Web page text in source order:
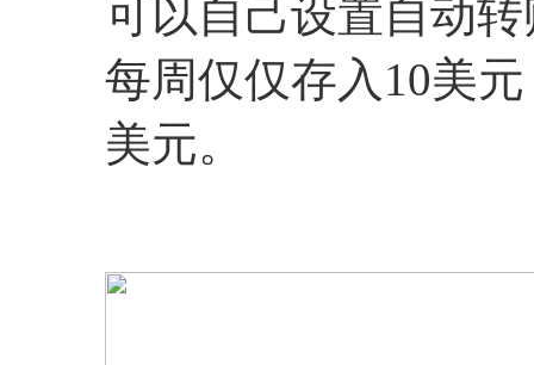
可以自己设置自动
每周仅仅存入10美
美元。